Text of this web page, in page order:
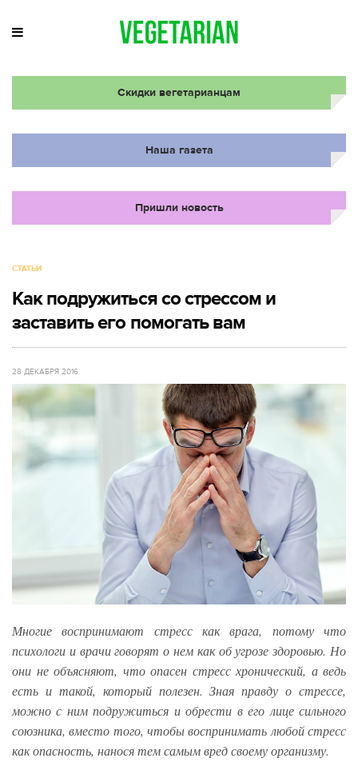
Скидки вегетарианцам
Наша газета
Пришли новость
СТАТЬИ
Как подружиться со стрессом и
заставить его помогать вам
28 ДЕКАБРЯ 2016
Многие воспринимают стресс как врага, потому что
психологи и врачи говорят о нем как об угрозе здоровью. Но
они не объясняют, что опасен стресс хронический, а ведь
есть и такой, который полезен. Зная правду о стрессе,
можно с ним подружиться и обрести в его лице сильного
союзника, вместо того, чтобы воспринимать любой стресс
как опасность, нанося тем самым вред своему организму.